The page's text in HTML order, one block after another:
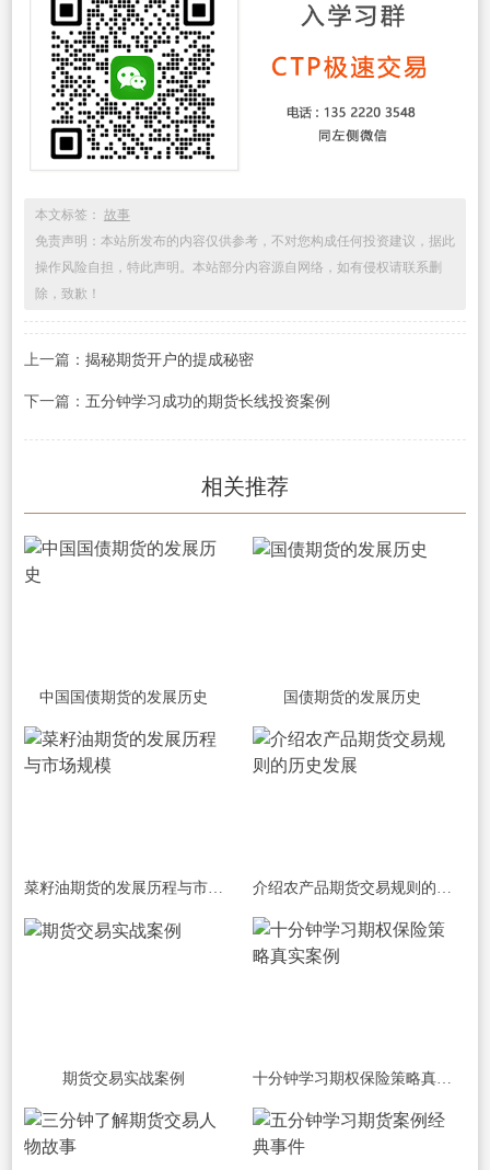
本文标签： 故事
免责声明：本站所发布的内容仅供参考，不对您构成任何投资建议，据此
操作风险自担，特此声明。本站部分内容源自网络，如有侵权请联系删
除，致歉！
上一篇： 揭秘期货开户的提成秘密
下一篇： 五分钟学习成功的期货长线投资案例
相关推荐
中国国债期货的发展历史 国债期货的发展历史
菜籽油期货的发展历程与市场规模 介绍农产品期货交易规则的历史发展
期货交易实战案例 十分钟学习期权保险策略真实案例